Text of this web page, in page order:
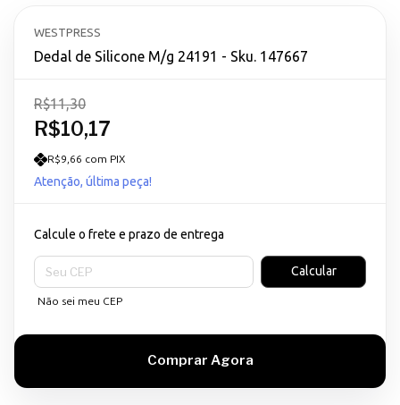
WESTPRESS
Dedal de Silicone M/g 24191 - Sku. 147667
R$10,17
R$11,30
R$9,66 com PIX
Atenção, última peça!
Calcule o frete e prazo de entrega
Entregas para o CEP:
Calcular
Não sei meu CEP